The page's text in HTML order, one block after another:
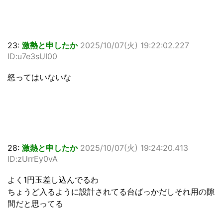
23: 激熱と申したか 2025/10/07(火) 19:22:02.227
ID:u7e3sUI00
怒ってはいないな
28: 激熱と申したか 2025/10/07(火) 19:24:20.413
ID:zUrrEy0vA
よく1円玉差し込んでるわ
ちょうど入るように設計されてる台ばっかだしそれ用の隙
間だと思ってる